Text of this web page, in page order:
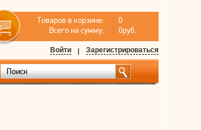
Товаров в корзине:
Всего на сумму:
0
0руб.
Зарегистрироваться
|
Войти